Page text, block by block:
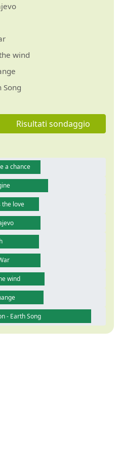
wind
Song
Risultati sondaggio
a chance
the love
wind
- Earth Song